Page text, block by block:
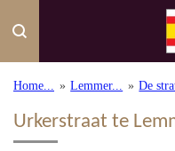
direct
de
Home... » Lemmer... » De
Urkerstraat te